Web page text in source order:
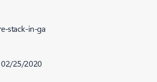
stack-in-ga
02/25/2020